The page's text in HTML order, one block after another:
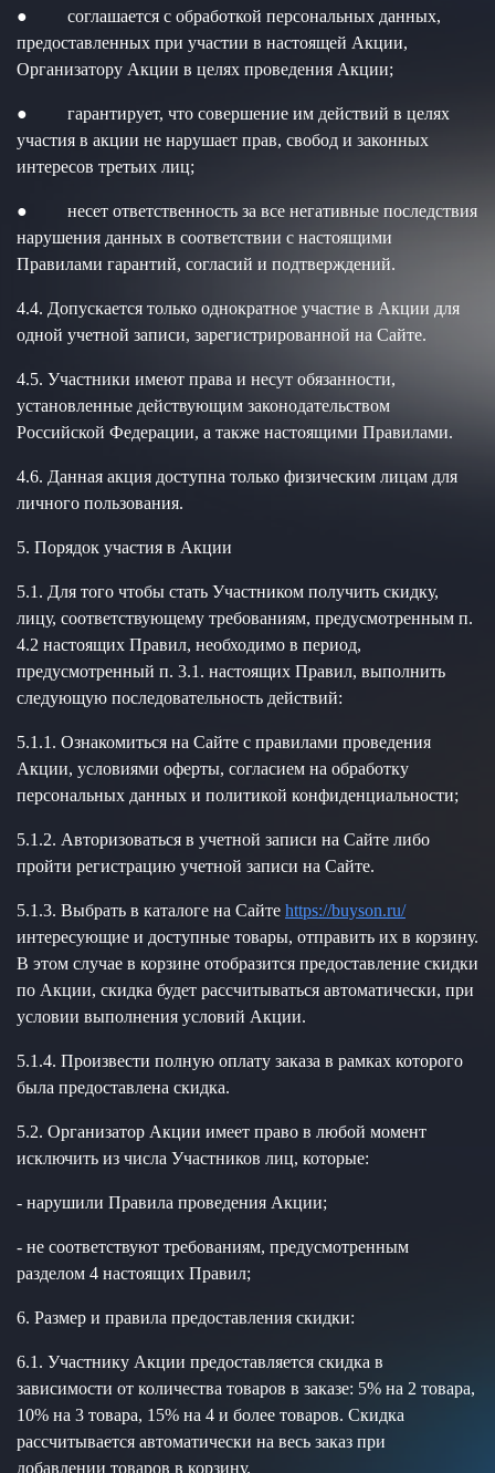
● соглашается с обработкой персональных данных,
предоставленных при участии в настоящей Акции,
Организатору Акции в целях проведения Акции;
● гарантирует, что совершение им действий в целях
участия в акции не нарушает прав, свобод и законных
интересов третьих лиц;
● несет ответственность за все негативные последствия
нарушения данных в соответствии с настоящими
Правилами гарантий, согласий и подтверждений.
4.4. Допускается только однократное участие в Акции для
одной учетной записи, зарегистрированной на Сайте.
4.5. Участники имеют права и несут обязанности,
установленные действующим законодательством
Российской Федерации, а также настоящими Правилами.
4.6. Данная акция доступна только физическим лицам для
личного пользования.
5. Порядок участия в Акции
5.1. Для того чтобы стать Участником получить скидку,
лицу, соответствующему требованиям, предусмотренным п.
4.2 настоящих Правил, необходимо в период,
предусмотренный п. 3.1. настоящих Правил, выполнить
следующую последовательность действий:
5.1.1. Ознакомиться на Сайте с правилами проведения
Акции, условиями оферты, согласием на обработку
персональных данных и политикой конфиденциальности;
5.1.2. Авторизоваться в учетной записи на Сайте либо
пройти регистрацию учетной записи на Сайте.
5.1.3. Выбрать в каталоге на Сайте https://buyson.ru/
интересующие и доступные товары, отправить их в корзину.
В этом случае в корзине отобразится предоставление скидки
по Акции, скидка будет рассчитываться автоматически, при
условии выполнения условий Акции.
5.1.4. Произвести полную оплату заказа в рамках которого
была предоставлена скидка.
5.2. Организатор Акции имеет право в любой момент
исключить из числа Участников лиц, которые:
- нарушили Правила проведения Акции;
- не соответствуют требованиям, предусмотренным
разделом 4 настоящих Правил;
6. Размер и правила предоставления скидки:
6.1. Участнику Акции предоставляется скидка в
зависимости от количества товаров в заказе: 5% на 2 товара,
10% на 3 товара, 15% на 4 и более товаров. Скидка
рассчитывается автоматически на весь заказ при
добавлении товаров в корзину.